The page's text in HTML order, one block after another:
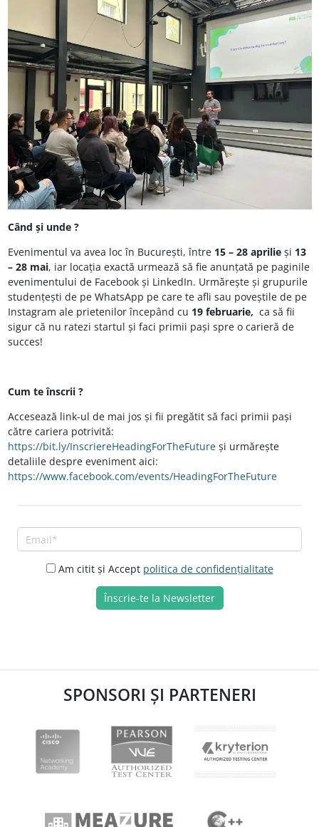
Când și unde ?
Evenimentul va avea loc în București, între 15 – 28 aprilieși 13
– 28 mai, iar locația exactă urmează să fie anunțată pe paginile
evenimentului de Facebook și LinkedIn. Urmărește și grupurile
studențești de pe WhatsApp pe care te afli sau poveștile de pe
Instagram ale prietenilor începând cu 19 februarie, ca să fii
sigur că nu ratezi startul și faci primii pași spre o carieră de
succes!
Cum te înscrii ?
Accesează link-ul de mai jos și fii pregătit să faci primii pași
către cariera potrivită:
https://bit.ly/InscriereHeadingForTheFuture și urmărește
detaliile despre eveniment aici:
https://www.facebook.com/events/HeadingForTheFuture
Am citit și Accept politica de confidențialitate
SPONSORI ȘI PARTENERI